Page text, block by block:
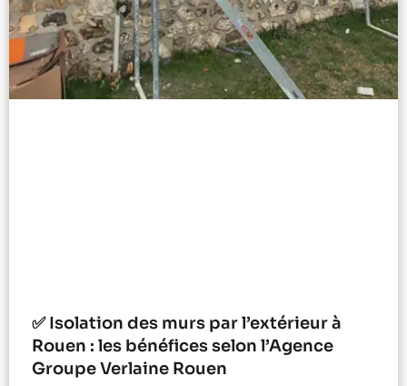
✅ Isolation des murs par l’extérieur à
Rouen : les bénéfices selon l’Agence
Groupe Verlaine Rouen